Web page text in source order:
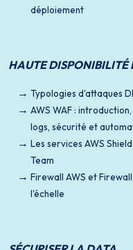
déploiement
HAUTE DISPONIBILITÉ
Typologies d'attaques
AWS WAF :
logs, sécurité et
Les services AWS
Team
Firewall AWS et
l'échelle